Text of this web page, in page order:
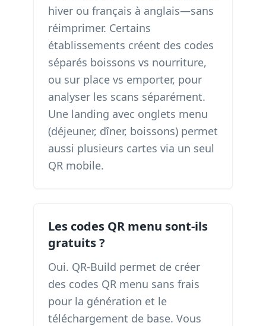
hiver ou français à anglais—sans
réimprimer. Certains
établissements créent des codes
séparés boissons vs nourriture,
ou sur place vs emporter, pour
analyser les scans séparément.
Une landing avec onglets menu
(déjeuner, dîner, boissons) permet
aussi plusieurs cartes via un seul
QR mobile.
Les codes QR menu sont-ils
gratuits ?
Oui. QR-Build permet de créer
des codes QR menu sans frais
pour la génération et le
téléchargement de base. Vous